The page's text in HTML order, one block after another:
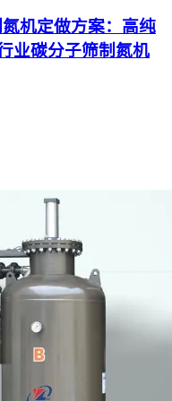
机定做方案：高纯
业碳分子筛制氮机